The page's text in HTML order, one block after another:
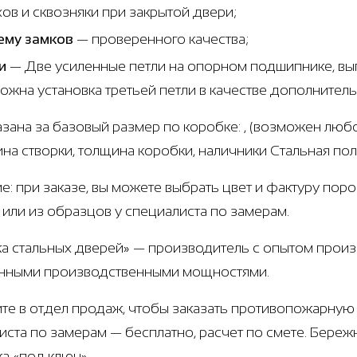
и сквозняки при закрытой двери;
замков — проверенного качества;
— Две усиленные петли на опорном подшипнике,
установка третьей петли в качестве
за базовый размер по коробке: , (возможен
створки, толщина коробки, наличники Стальная
при заказе, вы можете выбрать цвет и фактуру
или из образцов у специалиста по замерам.
стальных дверей» — производитель с опытом
производственными мощностями.
в отдел продаж, чтобы заказать
по замерам — бесплатно, расчет по смете.